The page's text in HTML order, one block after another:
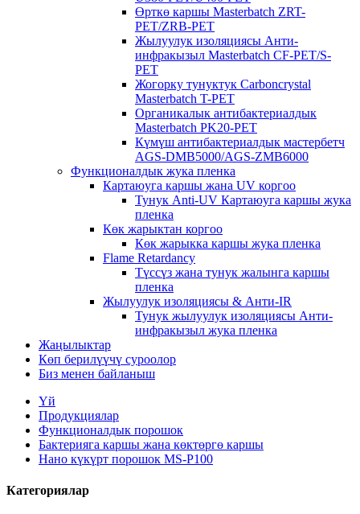
Өрткө каршы Masterbatch ZRT-
PET/ZRB-PET
Жылуулук изоляциясы Анти-
инфракызыл Masterbatch CF-PET/S-
PET
Жогорку тунуктук Carboncrystal
Masterbatch T-PET
Органикалык антибактериалдык
Masterbatch PK20-PET
Күмүш антибактериалдык мастербетч
AGS-DMB5000/AGS-ZMB6000
Функционалдык жука пленка
Картаюуга каршы жана UV коргоо
Тунук Anti-UV Картаюуга каршы жука
пленка
Көк жарыктан коргоо
Көк жарыкка каршы жука пленка
Flame Retardancy
Түссүз жана тунук жалынга каршы
пленка
Жылуулук изоляциясы & Анти-IR
Тунук жылуулук изоляциясы Анти-
инфракызыл жука пленка
Жаңылыктар
Көп берилүүчү суроолор
Биз менен байланыш
Үй
Продукциялар
Функционалдык порошок
Бактерияга каршы жана көктөргө каршы
Нано күкүрт порошок MS-P100
Категориялар